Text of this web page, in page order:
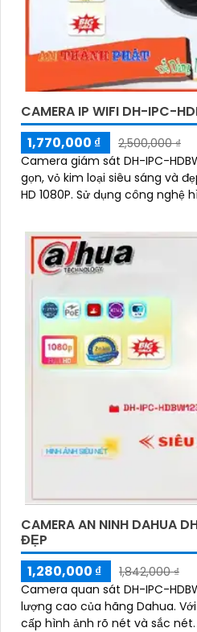
CAMERA IP WIFI DH-IPC-
1,770,000 ₫
2,500,000 ₫
Camera giám sát DH-IPC-
gọn, vỏ kim loại siêu sáng và
HD 1080P. Sử dụng công
CAMERA AN NINH DAHUA
ĐẸP
1,280,000 ₫
1,842,000 ₫
Camera quan sát DH-IPC-
lượng cao của hãng Dahua. Với độ phân giải 2 megapixel, nó cung